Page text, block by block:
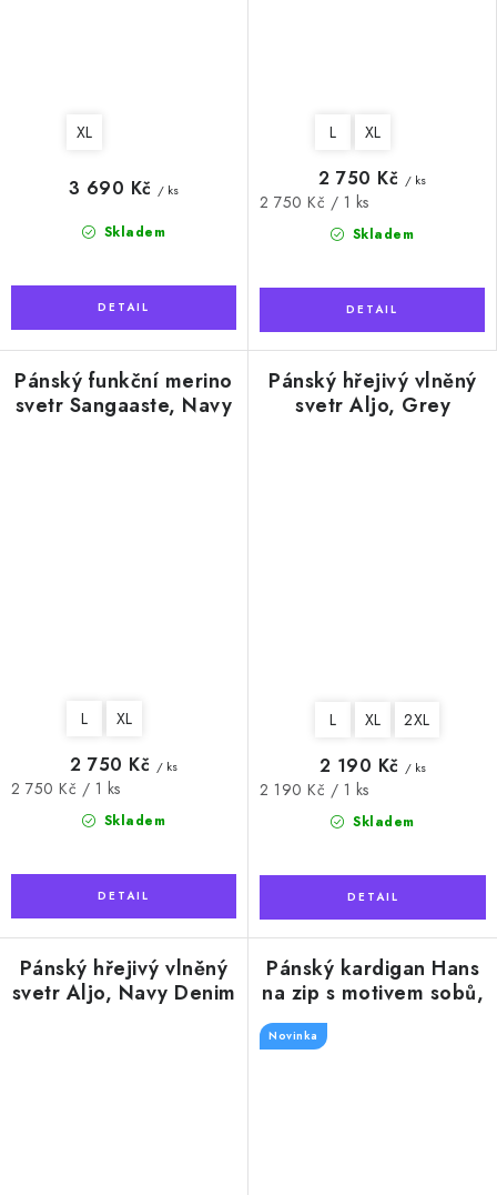
XL
Skladem
3 690 Kč / ks
L XL
Skladem
2 750 Kč / ks
Měrná
2 750 Kč / 1 ks
Pánský funkční merino
svetr Sangaaste, Navy
L XL
Skladem
2 750 Kč / ks
Měrná
2 750 Kč / 1 ks
Pánský hřejivý vlněný
svetr Aljo, Grey
L XL 2XL
Skladem
2 190 Kč / ks
Měrná
2 190 Kč / 1 ks
Pánský hřejivý vlněný
svetr Aljo, Navy Denim
Pánský kardigan Hans
na zip s motivem sobů,
Novinka